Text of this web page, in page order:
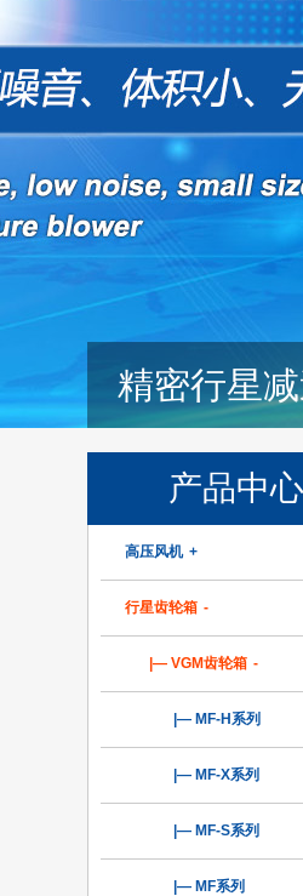
精密行星
产品中心
高压风机 +
行星齿轮箱 -
|— VGM齿轮箱 -
|— MF-H系列
|— MF-X系列
|— MF-S系列
|— MF系列